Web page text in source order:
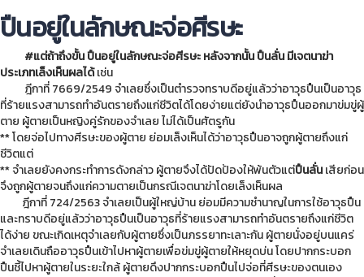
ปืนอยู่ในลักษณะจ่อศีรษะ
#แต่ถ้าถึงขั้นปืนอยู่ในลักษณะจ่อศีรษะ หลังจากนั้น ปืนลั่น มีเจตนาฆ่า
ประเภทเล็งเห็นผลได้เช่น
ฎีกาที่ 7669/2549 จำเลยซึ่งเป็นตำรวจทราบดีอยู่แล้วว่าอาวุธปืนเป็นอาวุธ
ที่ร้ายแรงสามารถทำอันตรายถึงแก่ชีวิตได้โดยง่ายแต่ยังนำอาวุธปืนออกมาข่มขู่ผู้
ตาย ผู้ตายเป็นหญิงคู่รักของจำเลย ไม่ได้เป็นศัตรูกัน
** โดยจ่อไปทางศีรษะของผู้ตาย ย่อมเล็งเห็นได้ว่าอาวุธปืนอาจถูกผู้ตายถึงแก่
ชีวิตแต่
** จำเลยยังคงกระทำการดังกล่าว ผู้ตายจึงได้ปัดป้องให้พ้นตัวแต่ปืนลั่นเสียก่อน
จึงถูกผู้ตายจนถึงแก่ความตายเป็นกรณีเจตนาฆ่าโดยเล็งเห็นผล
ฎีกาที่ 724/2563 จำเลยเป็นผู้ใหญ่บ้าน ย่อมมีความชำนาญในการใช้อาวุธปืน
และทราบดีอยู่แล้วว่าอาวุธปืนเป็นอาวุธที่ร้ายแรงสามารถทำอันตรายถึงแก่ชีวิต
ได้ง่าย ขณะเกิดเหตุจำเลยกับผู้ตายซึ่งเป็นภรรยาทะเลาะกัน ผู้ตายนั่งอยู่บนแคร่
จำเลยเดินถืออาวุธปืนเข้าไปหาผู้ตายเพื่อข่มขู่ผู้ตายให้หยุดบ่น โดยปากกระบอก
ปืนชี้ไปหาผู้ตายในระยะใกล้ ผู้ตายดึงปากกระบอกปืนไปจ่อที่ศีรษะของตนเอง